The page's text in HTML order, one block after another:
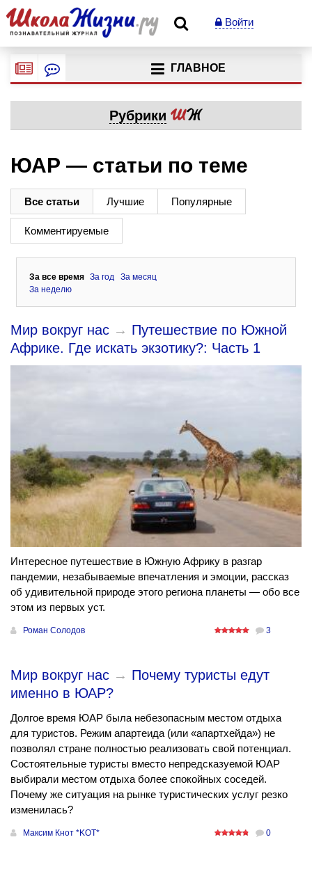
Войти
ГЛАВНОЕ
Рубрики
ЮАР — статьи по теме
Все статьи Лучшие Популярные
Комментируемые
За все время За год
За месяц
За неделю
Мир вокруг нас → Путешествие по Южной
Африке. Где искать экзотику?: Часть 1
Интересное путешествие в Южную Африку в разгар
пандемии, незабываемые впечатления и эмоции, рассказ
об удивительной природе этого региона планеты — обо все
этом из первых уст.
Роман Солодов 3
Мир вокруг нас → Почему туристы едут
именно в ЮАР?
Долгое время ЮАР была небезопасным местом отдыха
для туристов. Режим апартеида (или «апартхейда») не
позволял стране полностью реализовать свой потенциал.
Состоятельные туристы вместо непредсказуемой ЮАР
выбирали местом отдыха более спокойных соседей.
Почему же ситуация на рынке туристических услуг резко
изменилась?
Максим Кнот *KOT* 0